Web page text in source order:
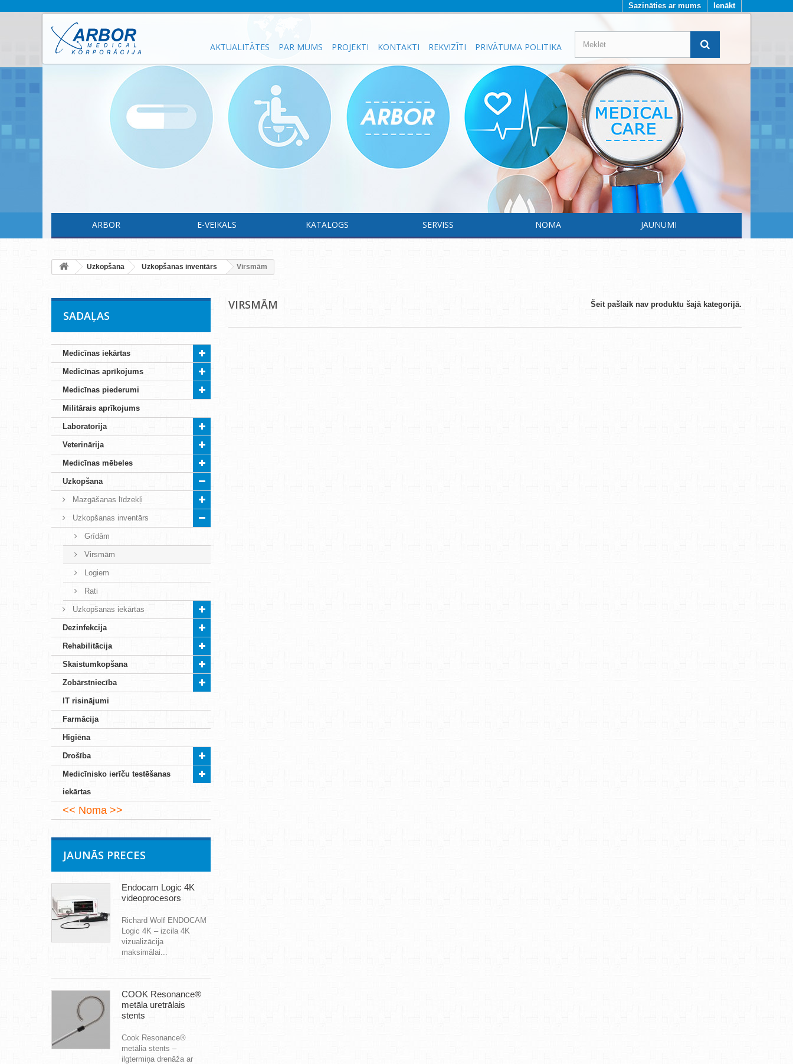
Ienākt
Sazināties ar mums
AKTUALITĀTES PAR MUMS PROJEKTI KONTAKTI REKVIZĪTI PRIVĀTUMA POLITIKA
ARBOR E-VEIKALS KATALOGS SERVISS NOMA JAUNUMI
Uzkopšana Uzkopšanas inventārs Virsmām
SADAĻAS
Medicīnas iekārtas
Medicīnas aprīkojums
Medicīnas piederumi
Militārais aprīkojums
Laboratorija
Veterinārija
Medicīnas mēbeles
Uzkopšana
Mazgāšanas līdzekļi
Uzkopšanas inventārs
Grīdām
Virsmām
Logiem
Rati
Uzkopšanas iekārtas
Dezinfekcija
Rehabilitācija
Skaistumkopšana
Zobārstniecība
IT risinājumi
Farmācija
Higiēna
Drošība
Medicīnisko ierīču testēšanas
iekārtas
Noma
JAUNĀS PRECES
Endocam Logic 4K
videoprocesors
Richard Wolf ENDOCAM
Logic 4K – izcila 4K
vizualizācija
maksimālai...
COOK Resonance®
metāla uretrālais
stents
Cook Resonance®
metālia stents –
ilgtermiņa drenāža ar
VIRSMĀM Šeit pašlaik nav produktu šajā kategorijā.